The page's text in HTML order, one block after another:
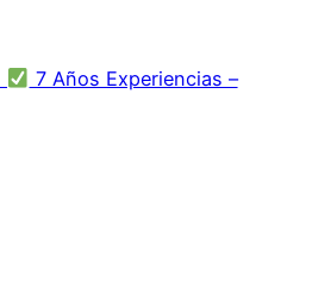
7 Años Experiencias –